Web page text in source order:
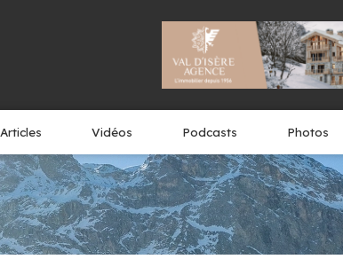
Articles Vidéos Podcasts Photos